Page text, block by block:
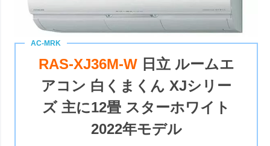
RAS-XJ36M-W 日立 ルームエ
アコン 白くまくん XJシリー
ズ 主に12畳 スターホワイト
2022年モデル